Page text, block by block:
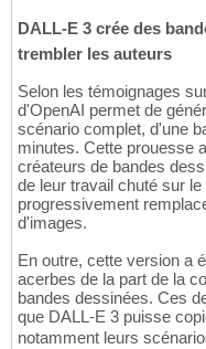
DALL-E 3 crée des
trembler les auteurs
Selon les témoignages
d'OpenAI permet de
scénario complet, d'une
minutes. Cette prouesse
créateurs de bandes
de leur travail chuté sur
progressivement
d'images.
En outre, cette version a
acerbes de la part de la
bandes dessinées. Ces
que DALL-E 3 puisse
notamment leurs